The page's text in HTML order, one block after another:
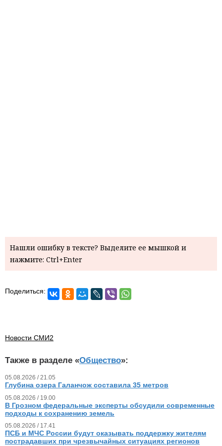
Нашли ошибку в тексте? Выделите ее мышкой и
нажмите: Ctrl+Enter
Поделиться:
Новости СМИ2
Также в разделе «Общество»:
05.08.2026 / 21.05
Глубина озера Галанчож составила 35 метров
05.08.2026 / 19.00
В Грозном федеральные эксперты обсудили современные
подходы к сохранению земель
05.08.2026 / 17.41
ПСБ и МЧС России будут оказывать поддержку жителям
пострадавших при чрезвычайных ситуациях регионов